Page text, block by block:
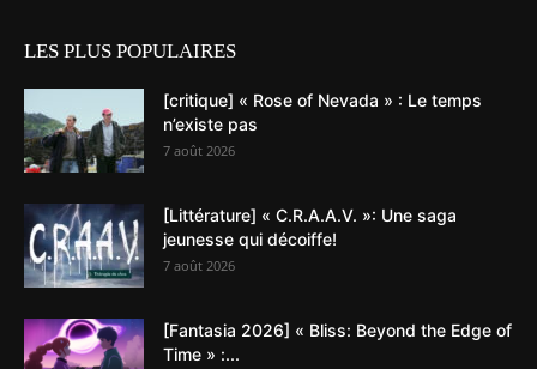
LES PLUS POPULAIRES
[critique] « Rose of Nevada » : Le temps
n’existe pas
7 août 2026
[Littérature] « C.R.A.A.V. »: Une saga
jeunesse qui décoiffe!
7 août 2026
[Fantasia 2026] « Bliss: Beyond the Edge of
Time » :...